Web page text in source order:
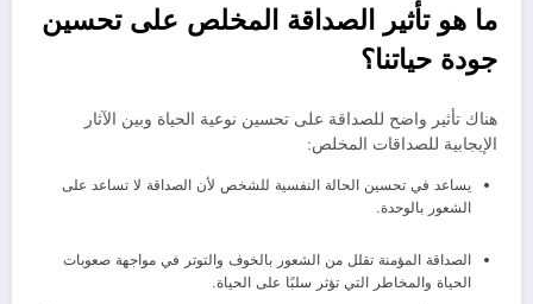
ما هو تأثير الصداقة المخلص على تحسين
جودة حياتنا؟
هناك تأثير واضح للصداقة على تحسين نوعية الحياة وبين الآثار
الإيجابية للصداقات المخلص:
يساعد في تحسين الحالة النفسية للشخص لأن الصداقة لا تساعد على
الشعور بالوحدة.
الصداقة المؤمنة تقلل من الشعور بالخوف والتوتر في مواجهة صعوبات
الحياة والمخاطر التي تؤثر سلبًا على الحياة.